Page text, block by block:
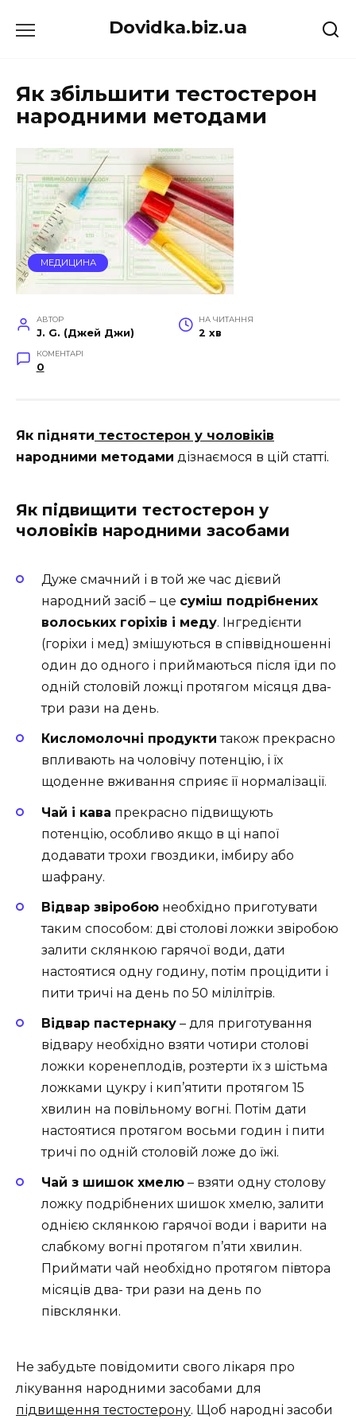
до
Dovidka.biz.ua
Як збільшити тестостерон
народними методами
МЕДИЦИНА
АВТОР
J. G. (Джей Джи)
НА ЧИТАННЯ
2 хв
КОМЕНТАРІ
0
Як підняти тестостерон у чоловіків
народними методами дізнаємося в цій статті.
Як підвищити тестостерон у
чоловіків народними засобами
Дуже смачний і в той же час дієвий
народний засіб – це суміш подрібнених
волоських горіхів і меду. Інгредієнти
(горіхи і мед) змішуються в співвідношенні
один до одного і приймаються після їди по
одній столовій ложці протягом місяця два-
три рази на день.
Кисломолочні продукти також прекрасно
впливають на чоловічу потенцію, і їх
щоденне вживання сприяє її нормалізації.
Чай і кава прекрасно підвищують
потенцію, особливо якщо в ці напої
додавати трохи гвоздики, імбиру або
шафрану.
Відвар звіробою необхідно приготувати
таким способом: дві столові ложки звіробою
залити склянкою гарячої води, дати
настоятися одну годину, потім процідити і
пити тричі на день по 50 мілілітрів.
Відвар пастернаку – для приготування
відвару необхідно взяти чотири столові
ложки коренеплодів, розтерти їх з шістьма
ложками цукру і кип’ятити протягом 15
хвилин на повільному вогні. Потім дати
настоятися протягом восьми годин і пити
тричі по одній столовій ложе до їжі.
Чай з шишок хмелю – взяти одну столову
ложку подрібнених шишок хмелю, залити
однією склянкою гарячої води і варити на
слабкому вогні протягом п’яти хвилин.
Приймати чай необхідно протягом півтора
місяців два- три рази на день по
півсклянки.
Не забудьте повідомити свого лікаря про
лікування народними засобами для
підвищення тестостерону. Щоб народні засоби